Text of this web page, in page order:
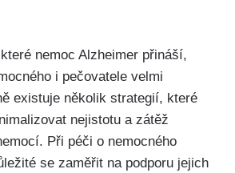
nemoc Alzheimer přináší,
i pečovatele velmi
existuje několik strategií, které
nejistotu a zátěž
Při péči o nemocného
se zaměřit na podporu jejich